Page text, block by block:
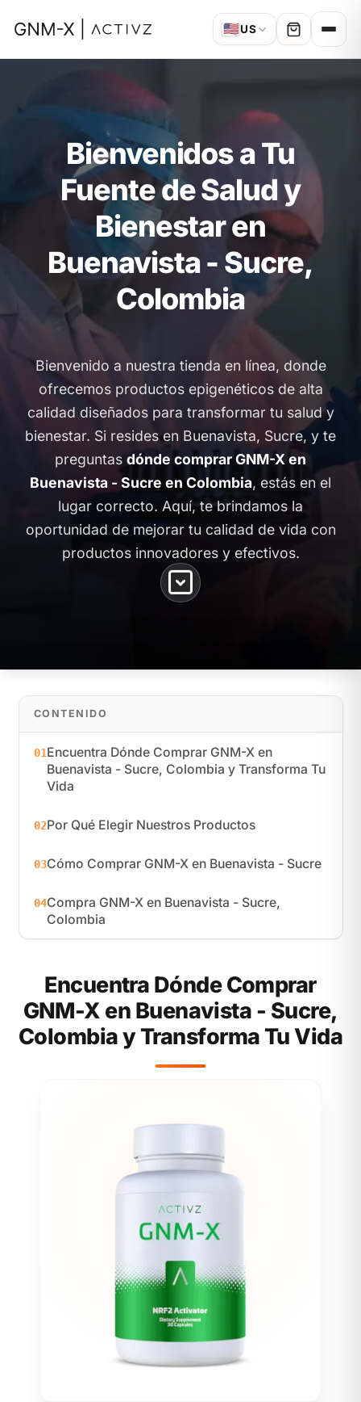
🇺🇸US
Bienvenidos a Tu
Fuente de Salud y
Bienestar en
Buenavista - Sucre,
Colombia
Bienvenido a nuestra tienda en línea, donde
ofrecemos productos epigenéticos de alta
calidad diseñados para transformar tu salud y
bienestar. Si resides en Buenavista, Sucre, y te
preguntas dónde comprar GNM-X en
Buenavista - Sucre en Colombia, estás en el
lugar correcto. Aquí, te brindamos la
oportunidad de mejorar tu calidad de vida con
productos innovadores y efectivos.
CONTENIDO
01Encuentra Dónde Comprar GNM-X en
Buenavista - Sucre, Colombia y Transforma Tu
Vida
02Por Qué Elegir Nuestros Productos
03Cómo Comprar GNM-X en Buenavista - Sucre
04Compra GNM-X en Buenavista - Sucre,
Colombia
Encuentra Dónde Comprar
GNM-X en Buenavista - Sucre,
Colombia y Transforma Tu Vida